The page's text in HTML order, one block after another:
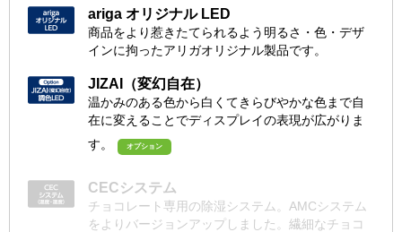
ariga オリジナル LED
商品をより惹きたてられるよう明るさ・色・デザ
インに拘ったアリガオリジナル製品です。
JIZAI（変幻自在）
温かみのある色から白くてきらびやかな色まで自
在に変えることでディスプレイの表現が広がりま
す。
オプション
CECシステム
チョコレート専用の除湿システム。AMCシステム
をよりバージョンアップしました。繊細なチョコ